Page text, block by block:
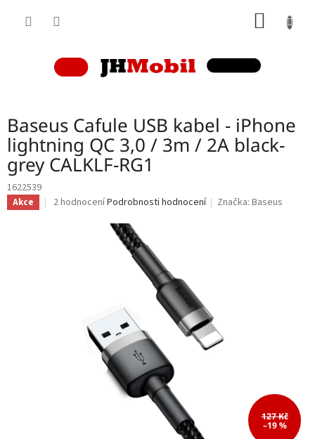
Baseus Cafule USB kabel - iPhone
lightning QC 3,0 / 3m / 2A black-
grey CALKLF-RG1
1622539
Akce
Průměrné
2 hodnoceníPodrobnosti hodnocení Značka:Baseus
127 Kč
–19 %